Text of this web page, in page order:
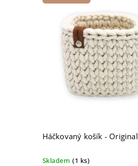
Háčkovaný košík - Original
Skladem (1 ks)